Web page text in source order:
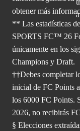
obtenermás
** Las estadísticas
SPORTS FC™ 26
únicamente en los
Champions y Draft.
††Debes completar
inicial de FC Points
los 6000 FC Points.
2026, no recibirás
§ Elecciones